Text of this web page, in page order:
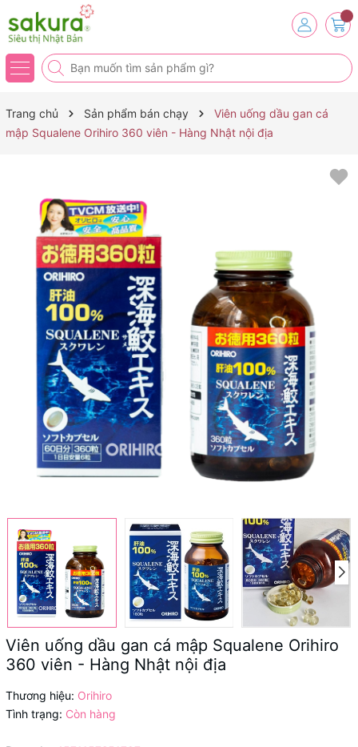
Trang chủ Sản phẩm bán chạy
Viên uống dầu gan cá
mập Squalene Orihiro 360 viên - Hàng Nhật nội địa
Viên uống dầu gan cá mập Squalene Orihiro
360 viên - Hàng Nhật nội địa
Thương hiệu: Orihiro
Tình trạng: Còn hàng